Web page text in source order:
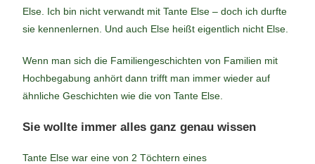
Else. Ich bin nicht verwandt mit Tante Else – doch ich durfte
sie kennenlernen. Und auch Else heißt eigentlich nicht Else.
Wenn man sich die Familiengeschichten von Familien mit
Hochbegabung anhört dann trifft man immer wieder auf
ähnliche Geschichten wie die von Tante Else.
Sie wollte immer alles ganz genau wissen
Tante Else war eine von 2 Töchtern eines